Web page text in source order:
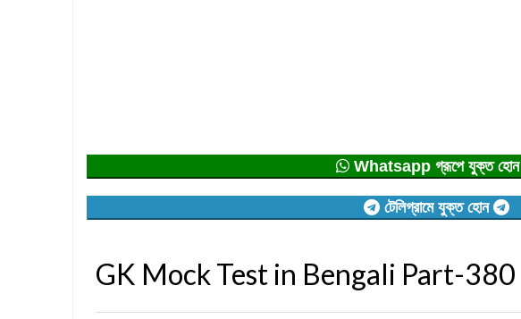
Whatsapp গ্রূপে যুক্ত হোন
টেলিগ্রামে যুক্ত হোন
GK Mock Test in Bengali Part-380